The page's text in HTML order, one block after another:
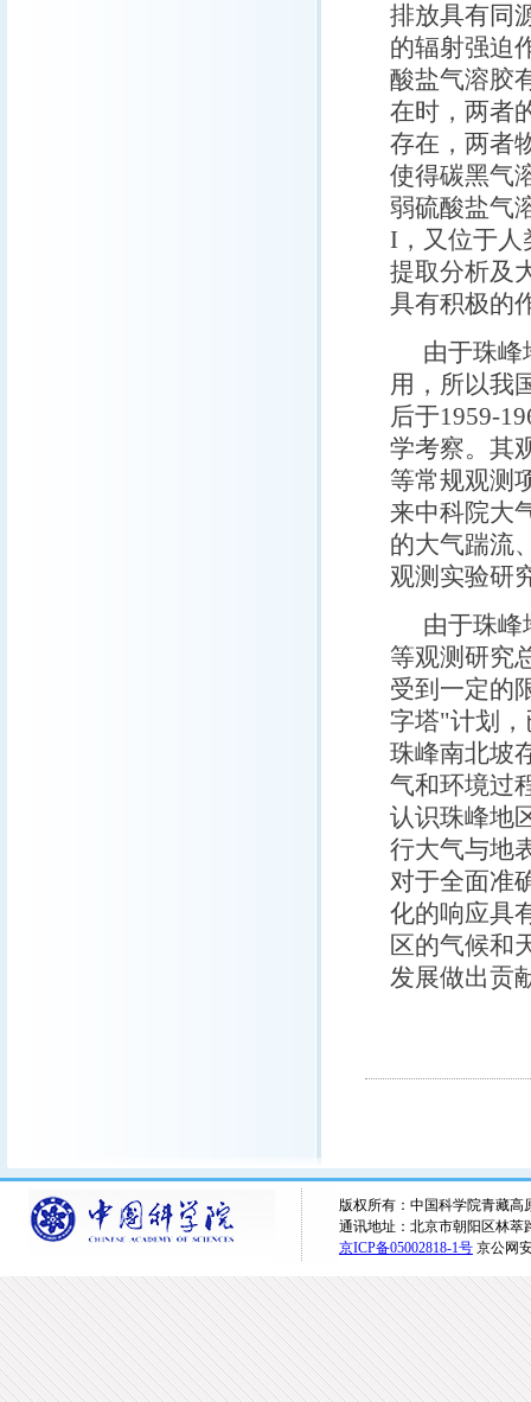
排放具有同
的辐射强迫
酸盐气溶胶
在时，两者
存在，两者
使得碳黑气
弱硫酸盐气
I，又位于人
提取分析及
具有积极的
由于珠峰
用，所以我
后于1959-
学考察。其
等常规观测
来中科院大
的大气踹流
观测实验研
由于珠峰
等观测研究
受到一定的
字塔"计划
珠峰南北坡
气和环境过
认识珠峰地
行大气与地
对于全面准
化的响应具
区的气候和
发展做出贡
版权所有：中国科学院青藏高
通讯地址：北京市朝阳区林萃
京ICP备05002818-1号 京公网